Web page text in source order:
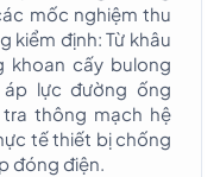
mốc nghiệm thu
kiểm định: Từ khâu
khoan cấy bulong
lực đường ống
tra thông mạch hệ
tế thiết bị chống
đóng điện.